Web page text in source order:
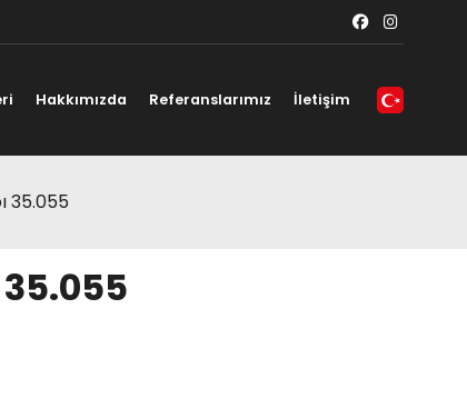
Hakkımızda Referanslarımız İletişim
35.055